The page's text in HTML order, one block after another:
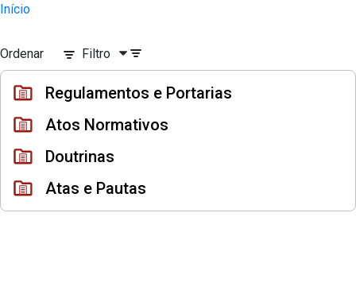
Pular para o Conteúdo principal
Instrumentos Jurídicos
Início
Ordenar Filtro
Regulamentos e Portarias
Atos Normativos
Doutrinas
Atas e Pautas